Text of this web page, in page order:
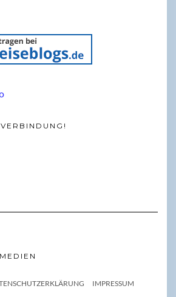
IMPRESSUM